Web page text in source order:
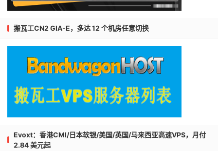
搬瓦工CN2 GIA-E，多达 12 个机房任意切换
Evoxt：香港CMI/日本软银/美国/英国/马来西亚高速VPS，月付
2.84 美元起